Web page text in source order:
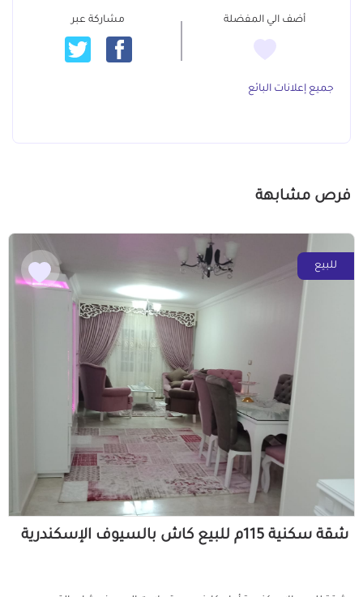
أضف الي المفضلة مشاركة عبر
جميع إعلانات البائع
فرص مشابهة
للبيع
شقة سكنية 115م للبيع كاش بالسيوف الإسكندرية